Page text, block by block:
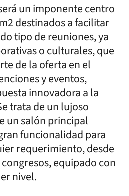
un imponente centro
destinados a facilitar
tipo de reuniones, ya
o culturales, que
de la oferta en el
y eventos,
innovadora a la
trata de un lujoso
un salón principal
funcionalidad para
requerimiento, desde
equipado con
nivel.